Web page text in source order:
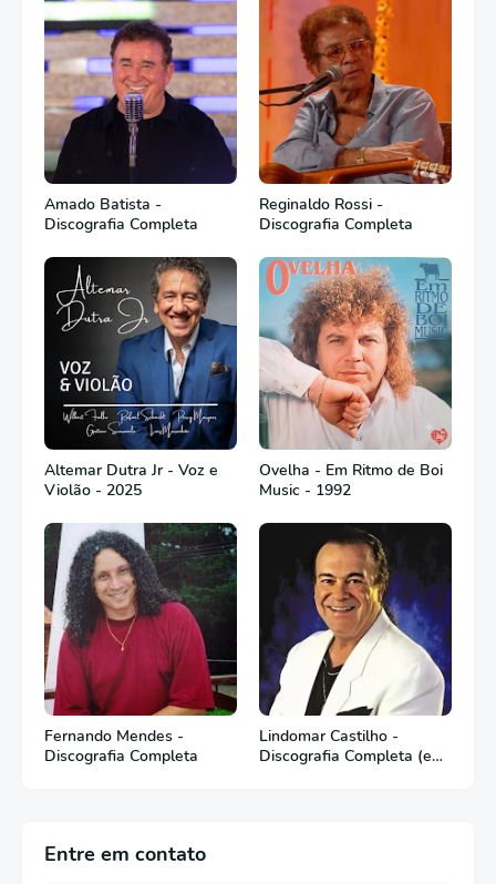
Amado Batista -
Discografia Completa
Reginaldo Rossi -
Discografia Completa
Altemar Dutra Jr - Voz e
Violão - 2025
Ovelha - Em Ritmo de Boi
Music - 1992
Fernando Mendes -
Discografia Completa
Lindomar Castilho -
Discografia Completa (em
Entre em contato